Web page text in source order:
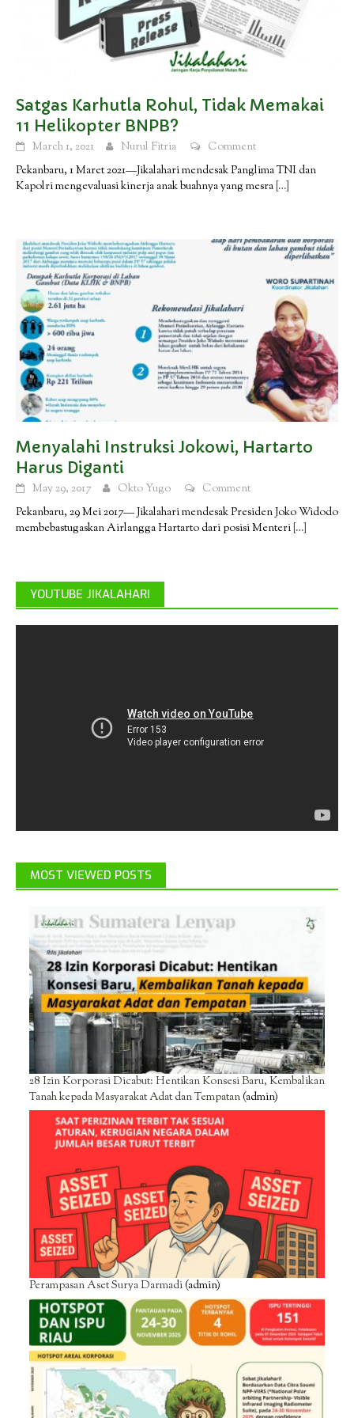
Satgas Karhutla Rohul, Tidak Memakai
11 Helikopter BNPB?
March 1, 2021 Nurul Fitria
Comment
Pekanbaru, 1 Maret 2021—Jikalahari mendesak Panglima TNI dan
Kapolri mengevaluasi kinerja anak buahnya yang mesra […]
Menyalahi Instruksi Jokowi, Hartarto
Harus Diganti
May 29, 2017 Okto Yugo
Comment
Pekanbaru, 29 Mei 2017— Jikalahari mendesak Presiden Joko Widodo
membebastugaskan Airlangga Hartarto dari posisi Menteri […]
YOUTUBE JIKALAHARI
MOST VIEWED POSTS
28 Izin Korporasi Dicabut: Hentikan Konsesi Baru, Kembalikan
Tanah kepada Masyarakat Adat dan Tempatan(admin)
Perampasan Aset Surya Darmadi(admin)